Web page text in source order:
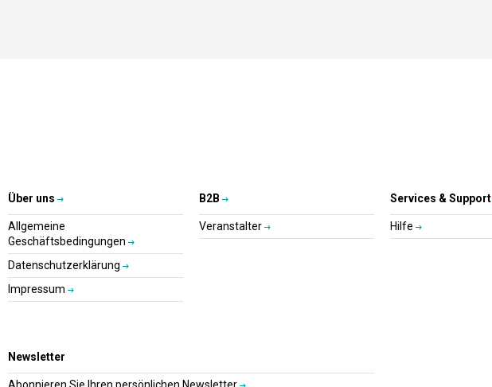
Über uns
Allgemeine
Geschäftsbedingungen
Datenschutzerklärung
Impressum
B2B
Veranstalter
Services & Support
Hilfe
Newsletter